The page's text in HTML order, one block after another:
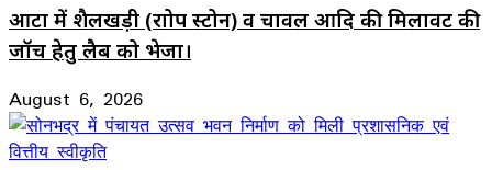
आटा में शैलखड़ी (राोप स्टोन) व चावल आदि की मिलावट की
जॉच हेतु लैब को भेजा।
August 6, 2026